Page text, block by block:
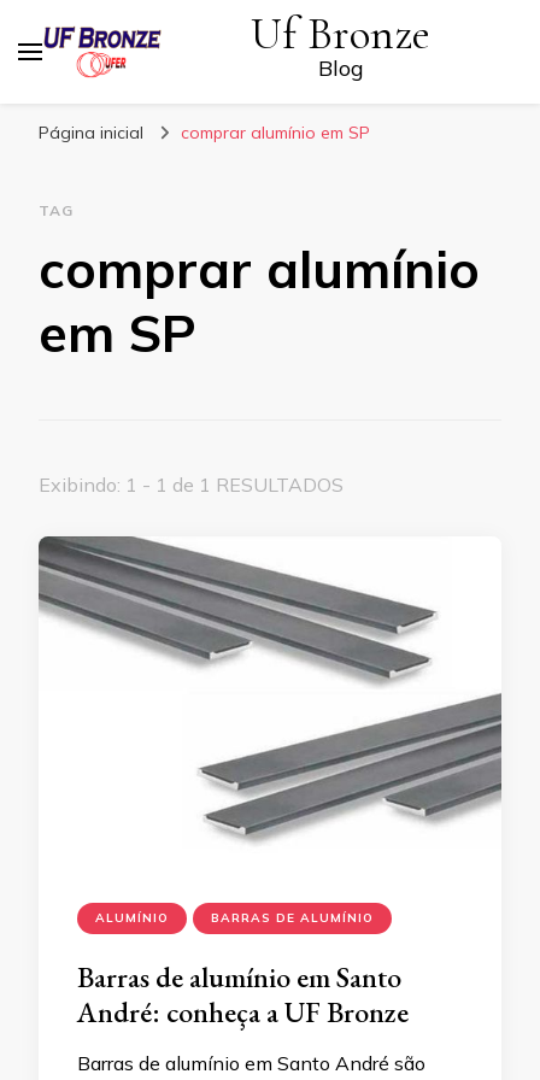
Uf Bronze
Blog
Página inicial comprar alumínio em SP
TAG
comprar alumínio
em SP
Exibindo: 1 - 1 de 1 RESULTADOS
ALUMÍNIO BARRAS DE ALUMÍNIO
Barras de alumínio em Santo
André: conheça a UF Bronze
Barras de alumínio em Santo André são